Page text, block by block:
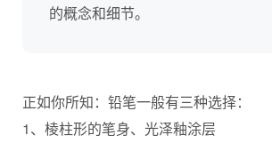
的概念和细节。
正如你所知：铅笔一般有三种选择：
1、棱柱形的笔身、光泽釉涂层